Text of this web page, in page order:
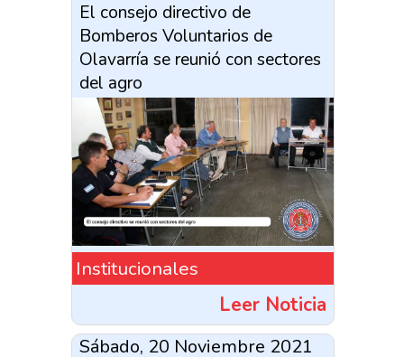
El consejo directivo de
Bomberos Voluntarios de
Olavarría se reunió con sectores
del agro
Institucionales
Leer Noticia
Sábado, 20 Noviembre 2021